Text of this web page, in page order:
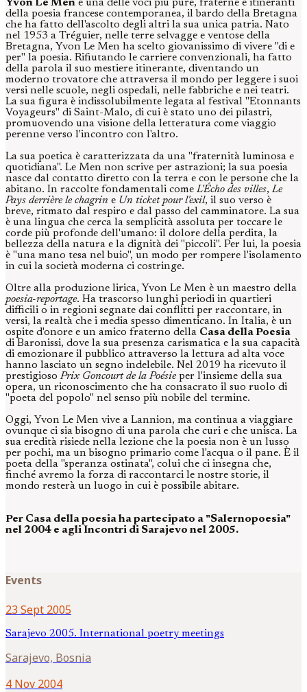
Yvon Le Men è una delle voci più pure, fraterne e itineranti
della poesia francese contemporanea, il bardo della Bretagna
che ha fatto dell'ascolto degli altri la sua unica patria. Nato
nel 1953 a Tréguier, nelle terre selvagge e ventose della
Bretagna, Yvon Le Men ha scelto giovanissimo di vivere "di e
per" la poesia. Rifiutando le carriere convenzionali, ha fatto
della parola il suo mestiere itinerante, diventando un
moderno trovatore che attraversa il mondo per leggere i suoi
versi nelle scuole, negli ospedali, nelle fabbriche e nei teatri.
La sua figura è indissolubilmente legata al festival "Etonnants
Voyageurs" di Saint-Malo, di cui è stato uno dei pilastri,
promuovendo una visione della letteratura come viaggio
perenne verso l'incontro con l'altro.
La sua poetica è caratterizzata da una "fraternità luminosa e
quotidiana". Le Men non scrive per astrazioni; la sua poesia
nasce dal contatto diretto con la terra e con le persone che la
abitano. In raccolte fondamentali come L'Écho des villes, Le
Pays derrière le chagrin e Un ticket pour l'exil, il suo verso è
breve, ritmato dal respiro e dal passo del camminatore. La sua
è una lingua che cerca la semplicità assoluta per toccare le
corde più profonde dell'umano: il dolore della perdita, la
bellezza della natura e la dignità dei "piccoli". Per lui, la poesia
è "una mano tesa nel buio", un modo per rompere l'isolamento
in cui la società moderna ci costringe.
Oltre alla produzione lirica, Yvon Le Men è un maestro della
poesia-reportage. Ha trascorso lunghi periodi in quartieri
difficili o in regioni segnate dai conflitti per raccontare, in
versi, la realtà che i media spesso dimenticano. In Italia, è un
ospite d'onore e un amico fraterno della Casa della Poesia
di Baronissi, dove la sua presenza carismatica e la sua capacità
di emozionare il pubblico attraverso la lettura ad alta voce
hanno lasciato un segno indelebile. Nel 2019 ha ricevuto il
prestigioso Prix Goncourt de la Poésieper l'insieme della sua
opera, un riconoscimento che ha consacrato il suo ruolo di
"poeta del popolo" nel senso più nobile del termine.
Oggi, Yvon Le Men vive a Lannion, ma continua a viaggiare
ovunque ci sia bisogno di una parola che curi e che unisca. La
sua eredità risiede nella lezione che la poesia non è un lusso
per pochi, ma un bisogno primario come l'acqua o il pane. È il
poeta della "speranza ostinata", colui che ci insegna che,
finché avremo la forza di raccontarci le nostre storie, il
mondo resterà un luogo in cui è possibile abitare.
Per Casa della poesia ha partecipato a "Salernopoesia"
nel 2004 e agli Incontri di Sarajevo nel 2005.
Events
23 Sept 2005
Sarajevo 2005. International poetry meetings
Sarajevo, Bosnia
4 Nov 2004